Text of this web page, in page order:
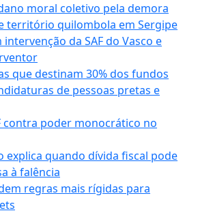
moral coletivo pela demora
território quilombola em Sergipe
da SAF do Vasco e
que destinam 30% dos fundos
de pessoas pretas e
contra poder monocrático no
explica quando dívida fiscal pode
à falência
regras mais rígidas para